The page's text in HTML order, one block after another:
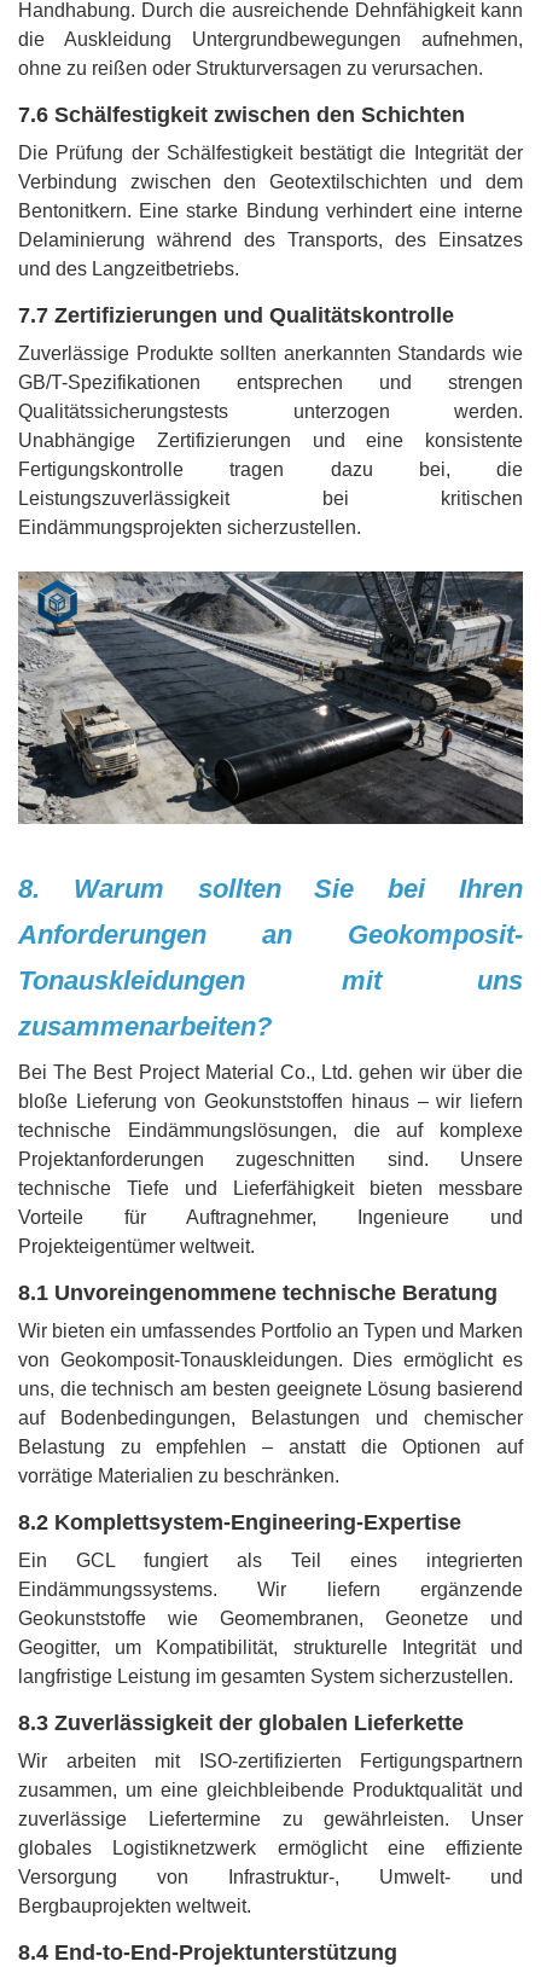
Handhabung. Durch die ausreichende Dehnfähigkeit kann
die Auskleidung Untergrundbewegungen aufnehmen,
ohne zu reißen oder Strukturversagen zu verursachen.
7.6 Schälfestigkeit zwischen den Schichten
Die Prüfung der Schälfestigkeit bestätigt die Integrität der
Verbindung zwischen den Geotextilschichten und dem
Bentonitkern. Eine starke Bindung verhindert eine interne
Delaminierung während des Transports, des Einsatzes
und des Langzeitbetriebs.
7.7 Zertifizierungen und Qualitätskontrolle
Zuverlässige Produkte sollten anerkannten Standards wie
GB/T-Spezifikationen entsprechen und strengen
Qualitätssicherungstests unterzogen werden.
Unabhängige Zertifizierungen und eine konsistente
Fertigungskontrolle tragen dazu bei, die
Leistungszuverlässigkeit bei kritischen
Eindämmungsprojekten sicherzustellen.
8. Warum sollten Sie bei Ihren
Anforderungen an Geokomposit-
Tonauskleidungen mit uns
zusammenarbeiten?
Bei The Best Project Material Co., Ltd. gehen wir über die
bloße Lieferung von Geokunststoffen hinaus – wir liefern
technische Eindämmungslösungen, die auf komplexe
Projektanforderungen zugeschnitten sind. Unsere
technische Tiefe und Lieferfähigkeit bieten messbare
Vorteile für Auftragnehmer, Ingenieure und
Projekteigentümer weltweit.
8.1 Unvoreingenommene technische Beratung
Wir bieten ein umfassendes Portfolio an Typen und Marken
von Geokomposit-Tonauskleidungen. Dies ermöglicht es
uns, die technisch am besten geeignete Lösung basierend
auf Bodenbedingungen, Belastungen und chemischer
Belastung zu empfehlen – anstatt die Optionen auf
vorrätige Materialien zu beschränken.
8.2 Komplettsystem-Engineering-Expertise
Ein GCL fungiert als Teil eines integrierten
Eindämmungssystems. Wir liefern ergänzende
Geokunststoffe wie Geomembranen, Geonetze und
Geogitter, um Kompatibilität, strukturelle Integrität und
langfristige Leistung im gesamten System sicherzustellen.
8.3 Zuverlässigkeit der globalen Lieferkette
Wir arbeiten mit ISO-zertifizierten Fertigungspartnern
zusammen, um eine gleichbleibende Produktqualität und
zuverlässige Liefertermine zu gewährleisten. Unser
globales Logistiknetzwerk ermöglicht eine effiziente
Versorgung von Infrastruktur-, Umwelt- und
Bergbauprojekten weltweit.
8.4 End-to-End-Projektunterstützung